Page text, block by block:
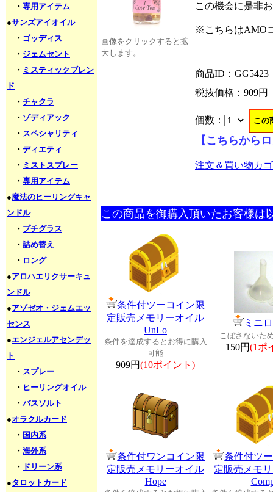
・ 専用アイテム
●サンズアイオイル
・ ゴッディス
・ ジェムセント
・ ミスティックブレン
ド
・ チャクラ
・ ゾディアック
・ スペシャリティ
・ ディエティ
・ ミストスプレー
・ 専用アイテム
●魔法のヒーリングキャ
ンドル
・ プチグラス
・ 詰め替え
・ ロング
●アロハエリクサーキュ
ンドル
●アゾゼオ・ジェムエッ
センス
●エンジェルアセンデッ
ト
・ スプレー
・ ヒーリングオイル
・ バスソルト
●オラクルカード
・ 国内系
・ 海外系
・ ドリーン系
●タロットカード
画像をクリックすると拡
大します。
この機会に是非
※こちらはAMO
商品ID：GG5423
税抜価格： 909円
個数：
【こちらから
注文＆買い物カ
この商品を御購入頂いたお客様は
条件付ツーコイン限
定販売メモリーオイル
UnLo
条件を達成するとお得に購入
可能
909円(10ポイント)
ミニ
こぼさないた
150円(1ポ
条件付ワンコイン限
定販売メモリーオイル
Hope
条件付ツ
定販売メモ